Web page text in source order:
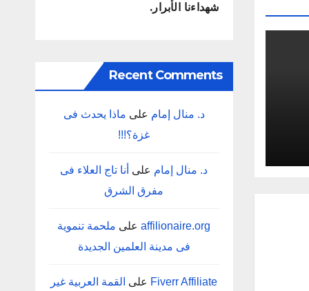
شهداءنا الأبرار.
Recent Comments
د. منال إمام على
‬غزة؟‭!!!‬
د. منال إمام على
‬مفرق‭ ‬الشرق
affilionaire.orgعلى
‬فى‭ ‬مدينة‭ ‬العلمين‭ ‬الجديدة
Fiverr Affiliate على